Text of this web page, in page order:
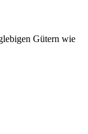
Gütern wie